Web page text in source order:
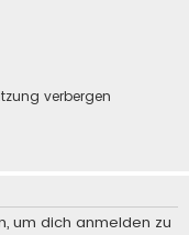
verbergen
um dich anmelden zu